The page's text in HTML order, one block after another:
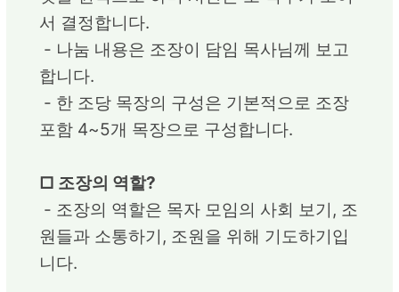
서 결정합니다.
- 나눔 내용은 조장이 담임 목사님께 보고
합니다.
- 한 조당 목장의 구성은 기본적으로 조장
포함 4~5개 목장으로 구성합니다.
□ 조장의 역할?
- 조장의 역할은 목자 모임의 사회 보기, 조
원들과 소통하기, 조원을 위해 기도하기입
니다.